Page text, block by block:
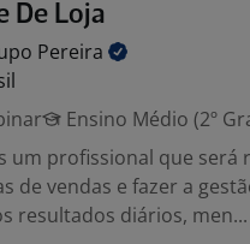
De Loja
Pereira
Ensino Médio (2º
um profissional que será
de vendas e fazer a
resultados diários, men...